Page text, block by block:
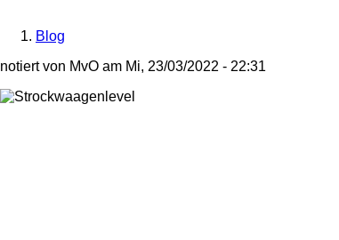
Breadcrumb
Blog
notiert von MvO am Mi, 23/03/2022 - 22:31